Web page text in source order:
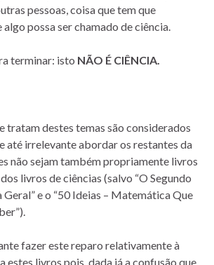
pessoas, coisa que tem que
possa ser chamado de ciência.
terminar: isto NÃO É CIÊNCIA.
tratam destes temas são considerados
até irrelevante abordar os restantes da
não sejam também propriamente livros
livros de ciências (salvo “O Segundo
e o “50 Ideias – Matemática Que
fazer este reparo relativamente à
estes livros pois, dada já a confusão que